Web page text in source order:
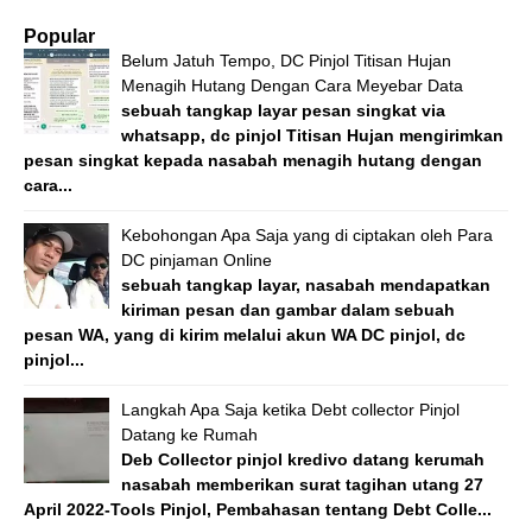
Popular
Belum Jatuh Tempo, DC Pinjol Titisan Hujan
Menagih Hutang Dengan Cara Meyebar Data
sebuah tangkap layar pesan singkat via
whatsapp, dc pinjol Titisan Hujan mengirimkan
pesan singkat kepada nasabah menagih hutang dengan
cara...
Kebohongan Apa Saja yang di ciptakan oleh Para
DC pinjaman Online
sebuah tangkap layar, nasabah mendapatkan
kiriman pesan dan gambar dalam sebuah
pesan WA, yang di kirim melalui akun WA DC pinjol, dc
pinjol...
Langkah Apa Saja ketika Debt collector Pinjol
Datang ke Rumah
Deb Collector pinjol kredivo datang kerumah
nasabah memberikan surat tagihan utang 27
April 2022-Tools Pinjol, Pembahasan tentang Debt Colle...